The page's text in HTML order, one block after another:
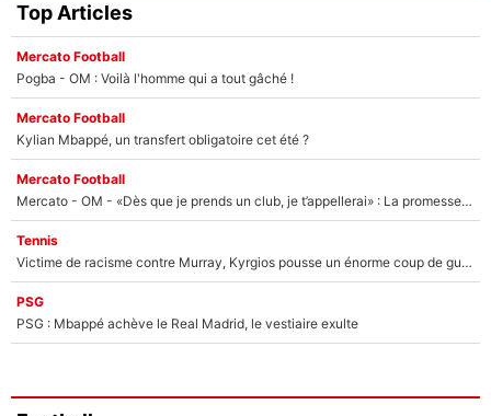
Top Articles
Mercato Football
Pogba - OM : Voilà l'homme qui a tout gâché !
Mercato Football
Kylian Mbappé, un transfert obligatoire cet été ?
Mercato Football
Mercato - OM - «Dès que je prends un club, je t’appellerai» : La promesse de Marcelino au moment de claquer la porte
Tennis
Victime de racisme contre Murray, Kyrgios pousse un énorme coup de gueule !
PSG
PSG : Mbappé achève le Real Madrid, le vestiaire exulte